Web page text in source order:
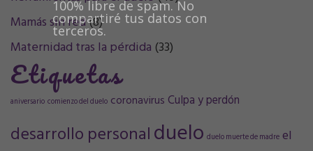
Mamás sin red(8)
Maternidad tras la pérdida (33)
Etiquetas
aniversario comienzo del duelo coronavirus Culpa y perdón
desarrollo personalduelo duelo muerte de madre el
100% libre de spam. No
compartiré tus datos con
terceros.